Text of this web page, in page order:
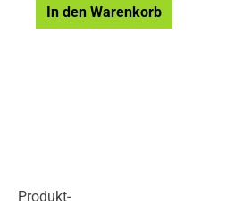
Produkt-
In den Warenkorb